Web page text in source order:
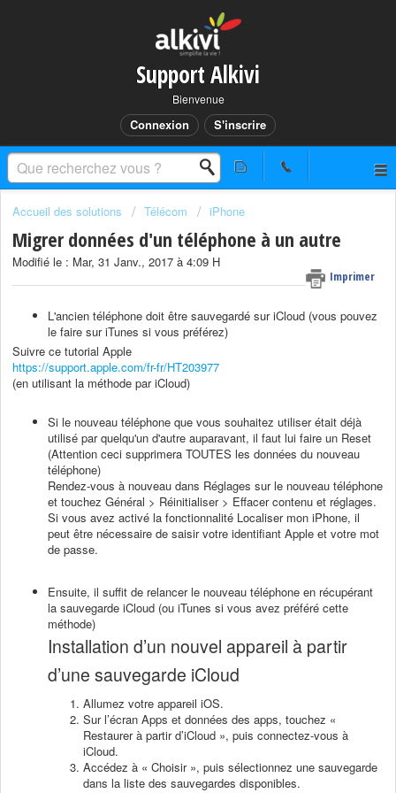
Support Alkivi
Bienvenue
Connexion S'inscrire
Accueil des solutions Télécom iPhone
Migrer données d'un téléphone à un autre
Imprimer
Modifié le : Mar, 31 Janv., 2017 à 4:09 H
L'ancien téléphone doit être sauvegardé sur iCloud (vous pouvez
le faire sur iTunes si vous préférez)
Suivre ce tutorial Apple
https://support.apple.com/fr-fr/HT203977
(en utilisant la méthode par iCloud)
Si le nouveau téléphone que vous souhaitez utiliser était déjà
utilisé par quelqu'un d'autre auparavant, il faut lui faire un Reset
(Attention ceci supprimera TOUTES les données du nouveau
téléphone)
Rendez-vous à nouveau dans Réglages sur le nouveau téléphone
et touchez Général > Réinitialiser > Effacer contenu et réglages.
Si vous avez activé la fonctionnalité Localiser mon iPhone, il
peut être nécessaire de saisir votre identifiant Apple et votre mot
de passe.
Ensuite, il suffit de relancer le nouveau téléphone en récupérant
la sauvegarde iCloud (ou iTunes si vous avez préféré cette
méthode)
Installation d’un nouvel appareil à partir
d’une sauvegarde iCloud
Allumez votre appareil iOS.
Sur l’écran Apps et données des apps, touchez «
Restaurer à partir d’iCloud », puis connectez-vous à
iCloud.
Accédez à « Choisir », puis sélectionnez une sauvegarde
dans la liste des sauvegardes disponibles.